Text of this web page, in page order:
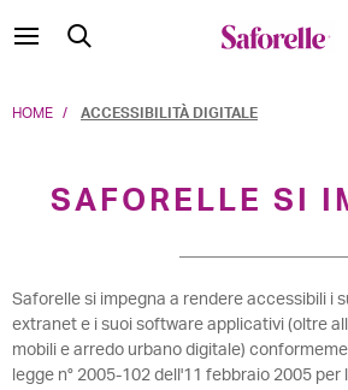
HOME ACCESSIBILITÀ DIGITALE
SAFORELLE SI
Saforelle si impegna a rendere accessibili i
extranet e i suoi software applicativi (oltre
mobili e arredo urbano digitale)
legge n° 2005-102 dell'11 febbraio 2005